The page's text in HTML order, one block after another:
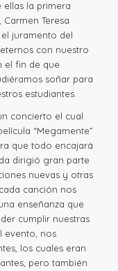
ellas la primera
Teresa
el juramento del
con nuestro
el fin de que
soñar para
estudiantes.
concierto el cual
“Megamente”
que todo encajará
dirigió gran parte
nuevas y otras
canción nos
enseñanza que
cumplir nuestras
evento, nos
los cuales eran
pero también